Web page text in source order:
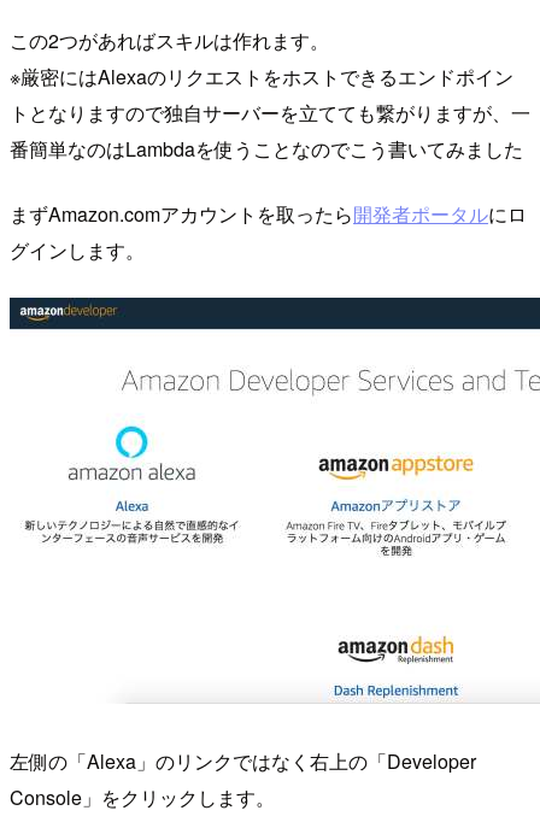
この2つがあればスキルは作れます。
※厳密にはAlexaのリクエストをホストできるエンドポイン
トとなりますので独自サーバーを立てても繋がりますが、一
番簡単なのはLambdaを使うことなのでこう書いてみました
まずAmazon.comアカウントを取ったら開発者ポータルにロ
グインします。
左側の「Alexa」のリンクではなく右上の「Developer
Console」をクリックします。